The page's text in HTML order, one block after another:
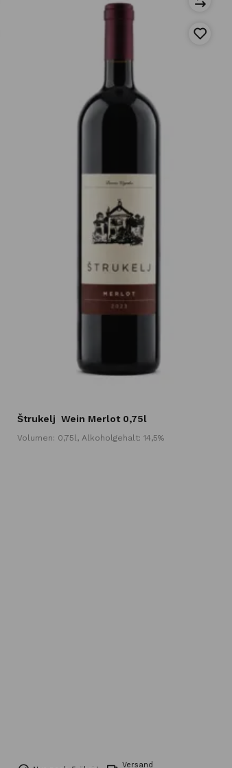
Štrukelj Wein Merlot 0,75l
Volumen: 0,75l, Alkoholgehalt: 14,5%
Versand